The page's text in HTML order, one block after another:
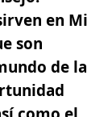
en Mi
son
de la